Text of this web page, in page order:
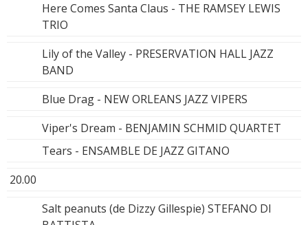
Here Comes Santa Claus - THE RAMSEY LEWIS
TRIO
Lily of the Valley - PRESERVATION HALL JAZZ
BAND
Blue Drag - NEW ORLEANS JAZZ VIPERS
Viper's Dream - BENJAMIN SCHMID QUARTET
Tears - ENSAMBLE DE JAZZ GITANO
20.00
Salt peanuts (de Dizzy Gillespie) STEFANO DI